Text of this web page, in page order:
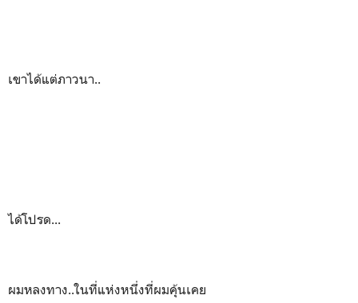
เขาได้แต่ภาวนา..
ได้โปรด...
ผมหลงทาง..ในที่แห่งหนึ่งที่ผมคุ้นเคย